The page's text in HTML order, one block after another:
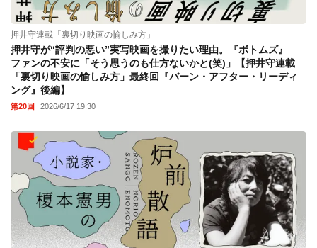
押井守連載「裏切り映画の愉しみ方」
押井守が“評判の悪い”実写映画を撮りたい理由。『ボトムズ』
ファンの不安に「そう思うのも仕方ないかと(笑)」【押井守連載
「裏切り映画の愉しみ方」最終回『バーン・アフター・リーディ
ング』後編】
第20回 2026/6/17 19:30